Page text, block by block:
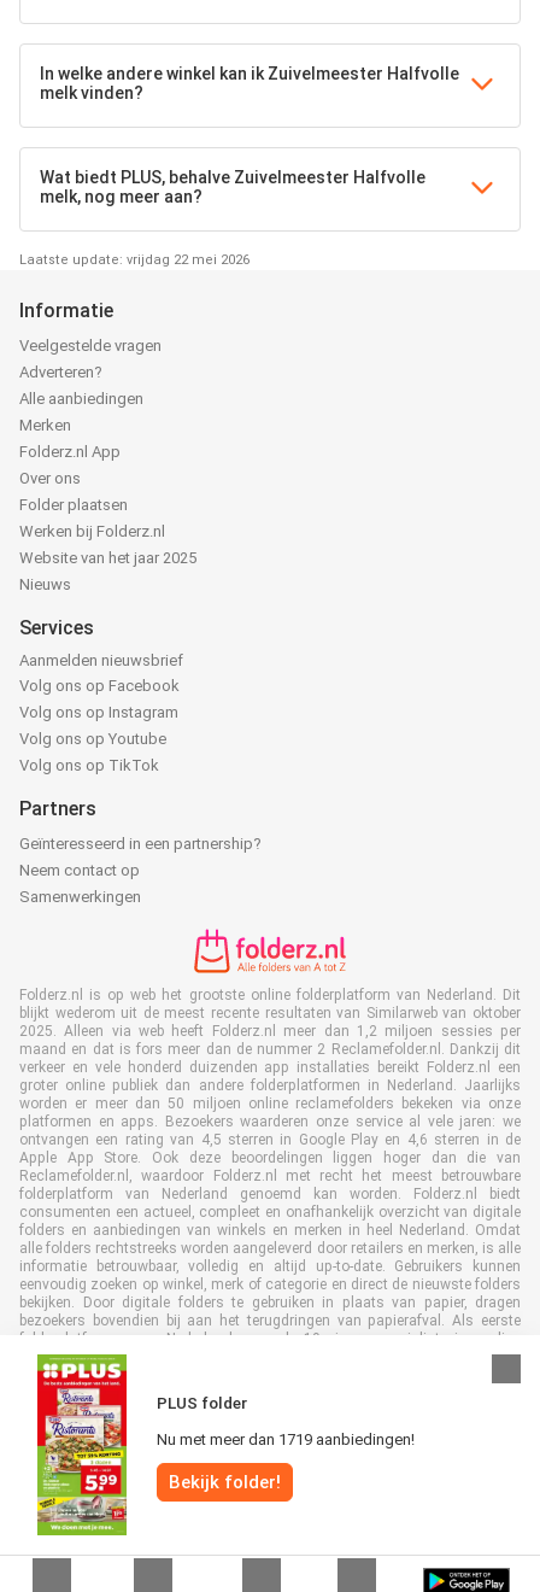
In welke andere winkel kan ik Zuivelmeester Halfvolle
melk vinden?
Wat biedt PLUS, behalve Zuivelmeester Halfvolle
melk, nog meer aan?
Laatste update: vrijdag 22 mei 2026
PLUS folder
Nu met meer dan 1719 aanbiedingen!
Bekijk folder!
Informatie
Veelgestelde vragen
Adverteren?
Alle aanbiedingen
Merken
Folderz.nl App
Over ons
Folder plaatsen
Werken bij Folderz.nl
Website van het jaar 2025
Nieuws
Services
Aanmelden nieuwsbrief
Volg ons op Facebook
Volg ons op Instagram
Volg ons op Youtube
Volg ons op TikTok
Partners
Geïnteresseerd in een partnership?
Neem contact op
Samenwerkingen
Folderz.nl is op web het grootste online folderplatform van Nederland. Dit
blijkt wederom uit de meest recente resultaten van Similarweb van oktober
2025. Alleen via web heeft Folderz.nl meer dan 1,2 miljoen sessies per
maand en dat is fors meer dan de nummer 2 Reclamefolder.nl. Dankzij dit
verkeer en vele honderd duizenden app installaties bereikt Folderz.nl een
groter online publiek dan andere folderplatformen in Nederland. Jaarlijks
worden er meer dan 50 miljoen online reclamefolders bekeken via onze
platformen en apps. Bezoekers waarderen onze service al vele jaren: we
ontvangen een rating van 4,5 sterren in Google Play en 4,6 sterren in de
Apple App Store. Ook deze beoordelingen liggen hoger dan die van
Reclamefolder.nl, waardoor Folderz.nl met recht het meest betrouwbare
folderplatform van Nederland genoemd kan worden. Folderz.nl biedt
consumenten een actueel, compleet en onafhankelijk overzicht van digitale
folders en aanbiedingen van winkels en merken in heel Nederland. Omdat
alle folders rechtstreeks worden aangeleverd door retailers en merken, is alle
informatie betrouwbaar, volledig en altijd up-to-date. Gebruikers kunnen
eenvoudig zoeken op winkel, merk of categorie en direct de nieuwste folders
bekijken. Door digitale folders te gebruiken in plaats van papier, dragen
bezoekers bovendien bij aan het terugdringen van papierafval. Als eerste
folderplatform van Nederland en al 19 jaar specialist in online
folderpublicaties, heeft Folderz.nl duurzame samenwerkingen opgebouwd
met retailers en merken. Hierdoor zijn we uitgegroeid tot de toonaangevende
speler in de digitale foldermarkt.
Alle rechten voorbehouden © Folderz.nl 2026 |